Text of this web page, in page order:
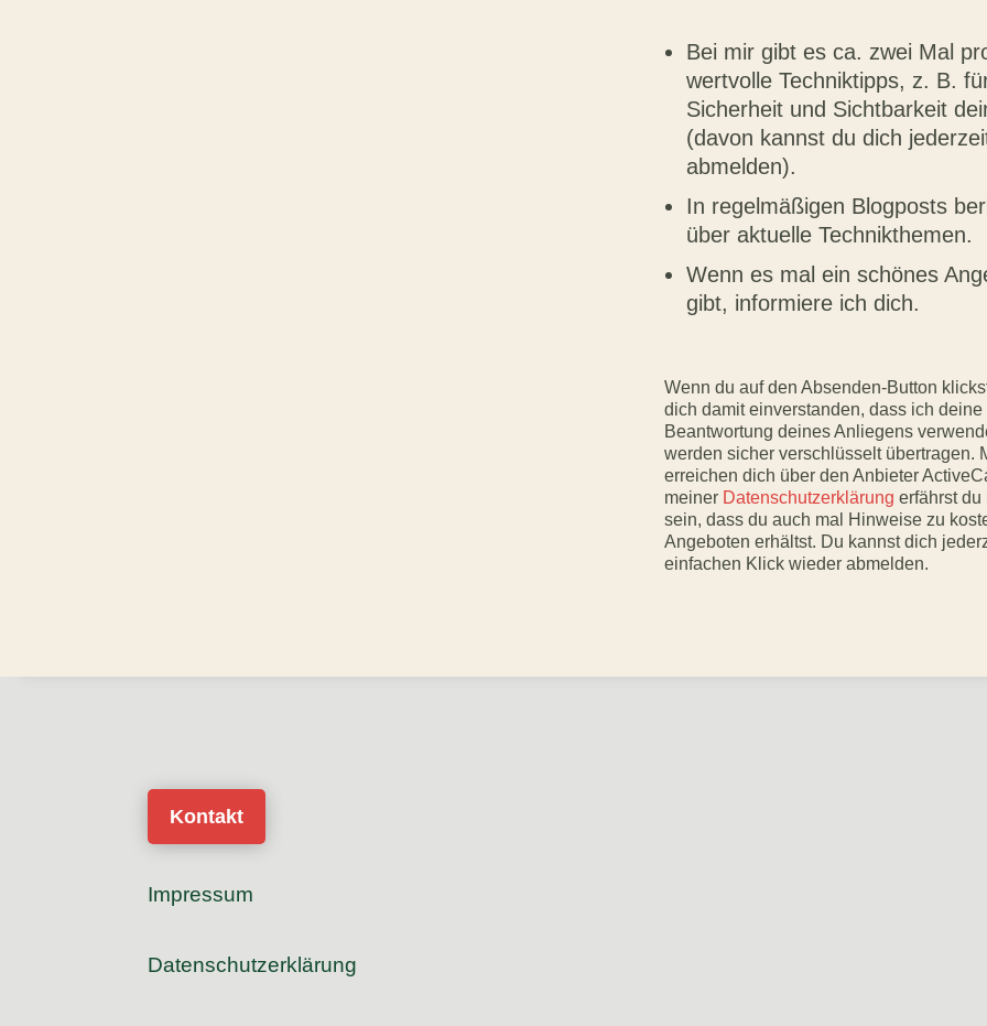
Bei mir gibt es ca. zwei Mal
wertvolle Techniktipps, z. B.
Sicherheit und Sichtbarkeit
(davon kannst du dich
abmelden).
In regelmäßigen Blogposts
über aktuelle Technikthemen.
Wenn es mal ein schönes
gibt, informiere ich dich.
Wenn du auf den Absenden-Button
dich damit einverstanden, dass ich deine
Beantwortung deines Anliegens
werden sicher verschlüsselt übertragen.
erreichen dich über den Anbieter
meiner Datenschutzerklärung erfährst du
sein, dass du auch mal Hinweise zu
Angeboten erhältst. Du kannst dich
einfachen Klick wieder abmelden.
Kontakt
Impressum
Datenschutzerklärung